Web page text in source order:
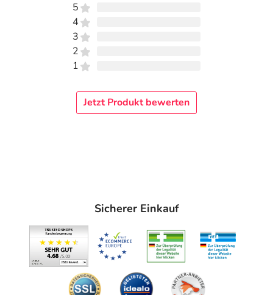
5
4
3
2
1
Jetzt Produkt bewerten
Sicherer Einkauf